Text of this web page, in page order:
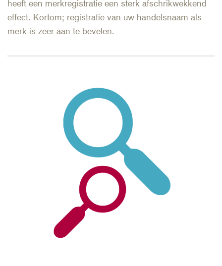
heeft een merkregistratie een sterk afschrikwekkend
effect. Kortom; registratie van uw handelsnaam als
merk is zeer aan te bevelen.